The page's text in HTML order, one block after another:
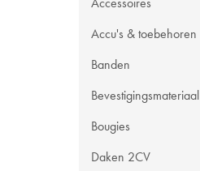
Accu's & toebehoren
Banden
Bevestigingsmateriaal
Bougies
Daken 2CV